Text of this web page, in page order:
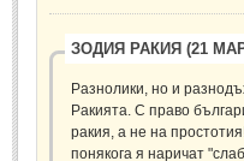
ОСМИ МАРТ
Стихове за Жената
Стихове за Осми Март
ЗОДИЯ РАКИЯ (21
Разнолики, но и
Ракията. С право
ракия, а не на
понякога я наричат